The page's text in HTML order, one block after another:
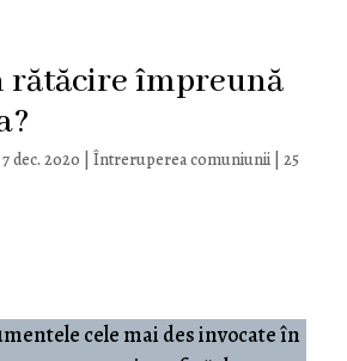
rătăcire împreună
7 dec. 2020 Întreruperea comuniunii| 25
cele mai des invocate în